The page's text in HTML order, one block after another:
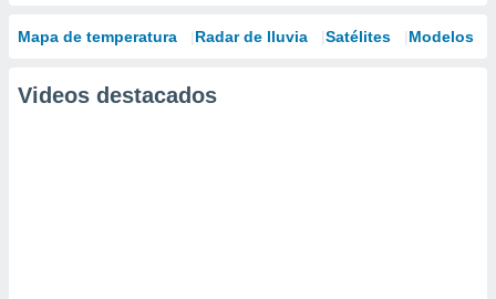
Mapa de temperatura Radar de lluvia Satélites Modelos
Videos destacados